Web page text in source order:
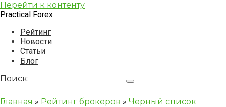
Перейти к контенту
Practical Forex
Рейтинг
Новости
Статьи
Блог
Поиск:
Главная » Рейтинг брокеров » Черный список